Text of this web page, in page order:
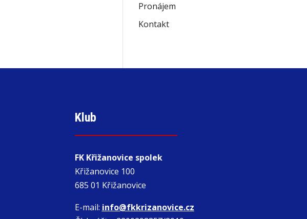
Pronájem
Kontakt
Klub
FK Křižanovice spolek
Křižanovice 100
685 01 Křižanovice
E-mail: info@fkkrizanovice.cz